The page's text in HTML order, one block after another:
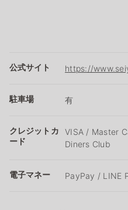
公式サイト https://
駐車場 有
クレジットカ
ード
VISA / Master
Diners Club
電子マネー PayPay / LINE